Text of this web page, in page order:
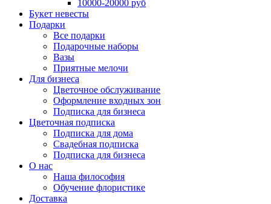
10000-20000 руб
Букет невесты
Подарки
Все подарки
Подарочные наборы
Вазы
Приятные мелочи
Для бизнеса
Цветочное обслуживание
Оформление входных зон
Подписка для бизнеса
Цветочная подписка
Подписка для дома
Свадебная подписка
Подписка для бизнеса
О нас
Наша философия
Обучение флористике
Доставка